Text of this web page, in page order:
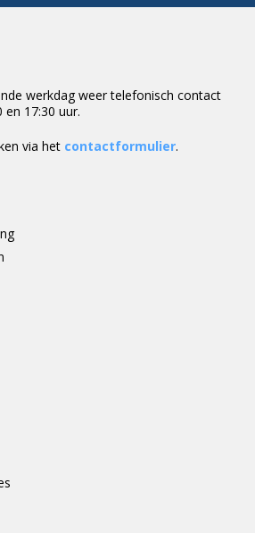
werkdag weer telefonisch contact
17:30 uur.
via het contactformulier.